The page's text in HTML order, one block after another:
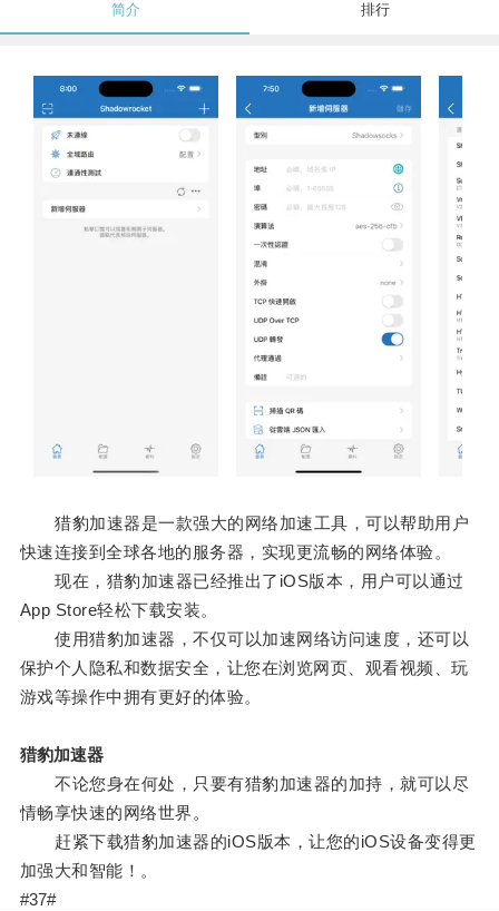
简介 排行
猎豹加速器是一款强大的网络加速工具，可以帮助用户
快速连接到全球各地的服务器，实现更流畅的网络体验。
现在，猎豹加速器已经推出了iOS版本，用户可以通过
App Store轻松下载安装。
使用猎豹加速器，不仅可以加速网络访问速度，还可以
保护个人隐私和数据安全，让您在浏览网页、观看视频、玩
游戏等操作中拥有更好的体验。
猎豹加速器
不论您身在何处，只要有猎豹加速器的加持，就可以尽
情畅享快速的网络世界。
赶紧下载猎豹加速器的iOS版本，让您的iOS设备变得更
加强大和智能！。
#37#